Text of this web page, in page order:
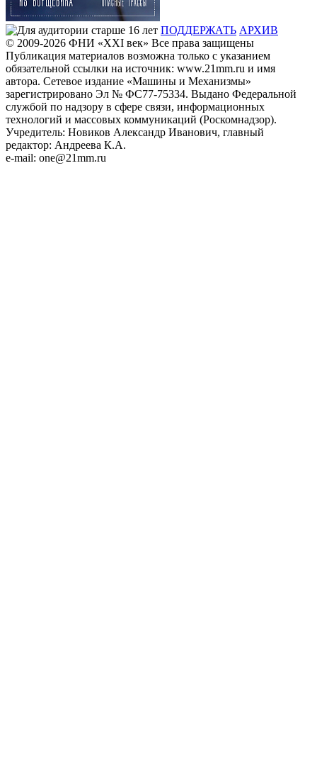
ПОДДЕРЖАТЬ АРХИВ
© 2009-2026 ФHИ «XXI век» Все права защищены
Публикация материалов возможна только с указанием
обязательной ссылки на источник: www.21mm.ru и имя
автора. Сетевое издание «Машины и Механизмы»
зарегистрировано Эл № ФС77-75334. Выдано Федеральной
службой по надзору в сфере связи, информационных
технологий и массовых коммуникаций (Роскомнадзор).
Учредитель: Новиков Александр Иванович, главный
редактор: Андреева К.А.
e-mail: one@21mm.ru